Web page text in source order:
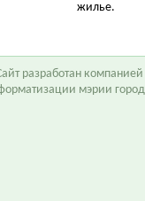
жилье.
разработан компанией
мэрии